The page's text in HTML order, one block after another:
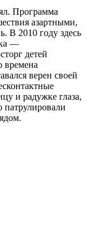
Программа
азартными,
В 2010 году здесь
—
детей
времена
верен своей
и радужке глаза,